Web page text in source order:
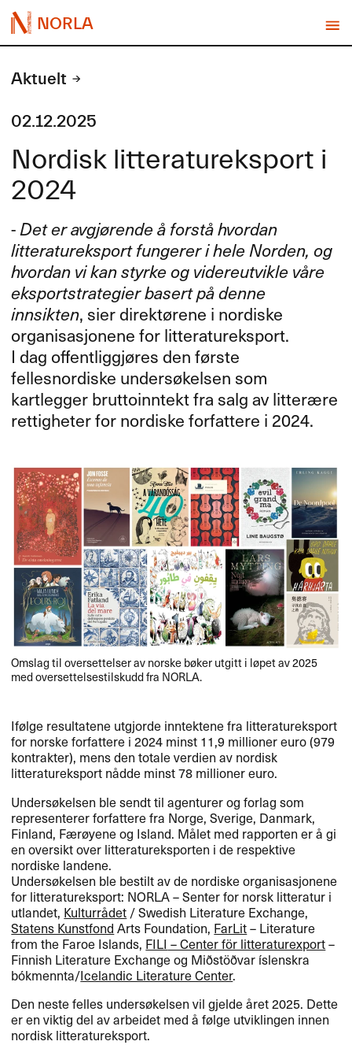
NORLA
Aktuelt
02.12.2025
Nordisk litteratureksport i
2024
-Det er avgjørende å forstå hvordan
litteratureksport fungerer i hele Norden, og
hvordan vi kan styrke og videreutvikle våre
eksportstrategier basert på denne
innsikten, sier direktørene i nordiske
organisasjonene for litteratureksport.
I dag offentliggjøres den første
fellesnordiske undersøkelsen som
kartlegger bruttoinntekt fra salg av litterære
rettigheter for nordiske forfattere i 2024.
Omslag til oversettelser av norske bøker utgitt i løpet av 2025
med oversettelsestilskudd fra NORLA.
Ifølge resultatene utgjorde inntektene fra litteratureksport
for norske forfattere i 2024 minst 11,9 millioner euro (979
kontrakter), mens den totale verdien av nordisk
litteratureksport nådde minst 78 millioner euro.
Undersøkelsen ble sendt til agenturer og forlag som
representerer forfattere fra Norge, Sverige, Danmark,
Finland, Færøyene og Island. Målet med rapporten er å gi
en oversikt over litteratureksporten i de respektive
nordiske landene.
Undersøkelsen ble bestilt av de nordiske organisasjonene
for litteratureksport: NORLA– Senter for norsk litteratur i
utlandet, Kulturrådet / Swedish Literature Exchange,
Statens Kunstfond Arts Foundation, FarLit– Literature
from the Faroe Islands, FILI – Center för litteraturexport–
Finnish Literature Exchange og Miðstöðvar íslenskra
bókmennta/Icelandic Literature Center.
Den neste felles undersøkelsen vil gjelde året 2025. Dette
er en viktig del av arbeidet med å følge utviklingen innen
nordisk litteratureksport.